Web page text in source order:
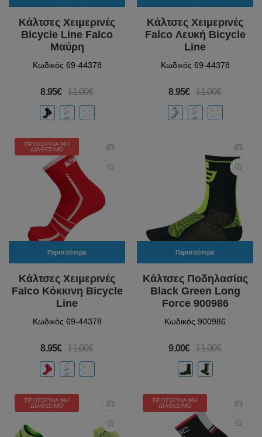
Κάλτσες Χειμερινές
Bicycle Line Falco
Μαύρη
Κωδικός 69-44378
8.95€ 11.00€
Κάλτσες Χειμερινές
Falco Λευκή Bicycle
Line
Κωδικός 69-44378
8.95€ 11.00€
ΠΡΟΣΩΡΙΝΆ ΜΗ
ΔΙΑΘΈΣΙΜΟ
Περισσότερα
Κάλτσες Χειμερινές
Falco Κόκκινη Bicycle
Line
Κωδικός 69-44378
8.95€ 11.00€
Περισσότερα
Κάλτσες Ποδηλασίας
Black Green Long
Force 900986
Κωδικός 900986
9.00€ 11.00€
ΠΡΟΣΩΡΙΝΆ ΜΗ
ΔΙΑΘΈΣΙΜΟ
ΠΡΟΣΩΡΙΝΆ ΜΗ
ΔΙΑΘΈΣΙΜΟ